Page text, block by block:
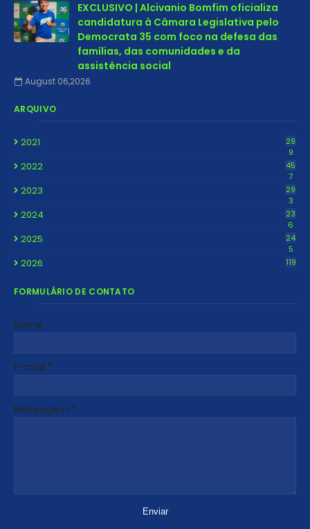
EXCLUSIVO | Alcivanio Bomfim oficializa
candidatura à Câmara Legislativa pelo
Democrata 35 com foco na defesa das
famílias, das comunidades e da
assistência social
August 06,2026
ARQUIVO
2021
29
9
2022
45
7
2023
29
3
2024
23
6
2025
24
5
2026 119
FORMULÁRIO DE CONTATO
Nome
E-mail *
Mensagem *